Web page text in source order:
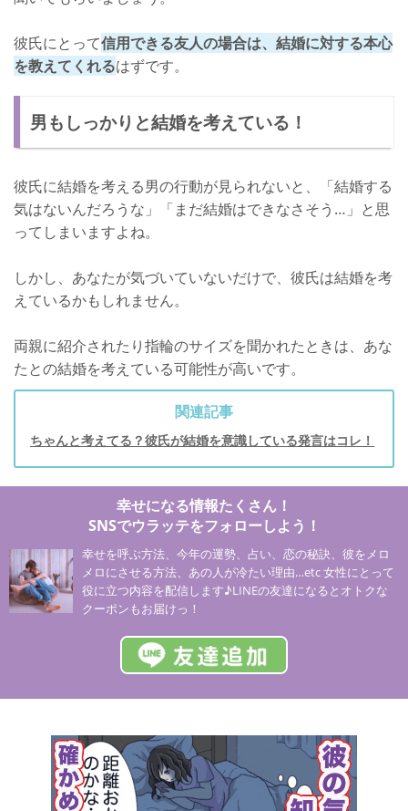
彼氏にとって信用できる友人の場合は、結婚に対する本心
を教えてくれるはずです。
男もしっかりと結婚を考えている！
彼氏に結婚を考える男の行動が見られないと、「結婚する
気はないんだろうな」「まだ結婚はできなさそう…」と思
ってしまいますよね。
しかし、あなたが気づいていないだけで、彼氏は結婚を考
えているかもしれません。
両親に紹介されたり指輪のサイズを聞かれたときは、あな
たとの結婚を考えている可能性が高いです。
関連記事
ちゃんと考えてる？彼氏が結婚を意識している発言はコレ！
幸せになる情報たくさん！
SNSでウラッテをフォローしよう！
幸せを呼ぶ方法、今年の運勢、占い、恋の秘訣、彼をメロ
メロにさせる方法、あの人が冷たい理由…etc 女性にとって
役に立つ内容を配信します♪LINEの友達になるとオトクな
クーポンもお届けっ！